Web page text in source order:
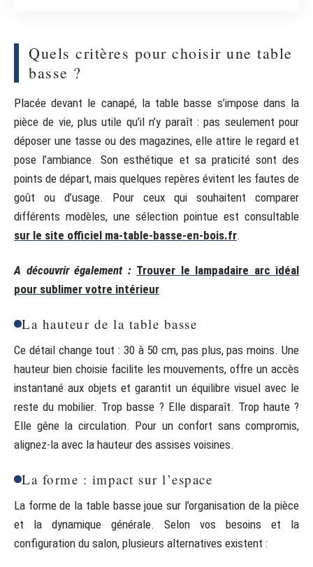
Quels critères pour choisir une table
basse ?
Placée devant le canapé, la table basse s’impose dans la
pièce de vie, plus utile qu’il n’y paraît : pas seulement pour
déposer une tasse ou des magazines, elle attire le regard et
pose l’ambiance. Son esthétique et sa praticité sont des
points de départ, mais quelques repères évitent les fautes de
goût ou d’usage. Pour ceux qui souhaitent comparer
différents modèles, une sélection pointue est consultable
sur le site officiel ma-table-basse-en-bois.fr.
A découvrir également : Trouver le lampadaire arc idéal
pour sublimer votre intérieur
La hauteur de la table basse
Ce détail change tout : 30 à 50 cm, pas plus, pas moins. Une
hauteur bien choisie facilite les mouvements, offre un accès
instantané aux objets et garantit un équilibre visuel avec le
reste du mobilier. Trop basse ? Elle disparaît. Trop haute ?
Elle gêne la circulation. Pour un confort sans compromis,
alignez-la avec la hauteur des assises voisines.
La forme : impact sur l’espace
La forme de la table basse joue sur l’organisation de la pièce
et la dynamique générale. Selon vos besoins et la
configuration du salon, plusieurs alternatives existent :